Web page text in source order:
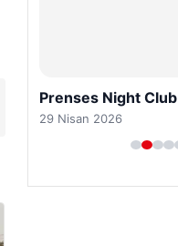
Prenses Night Club
29 Nisan 2026